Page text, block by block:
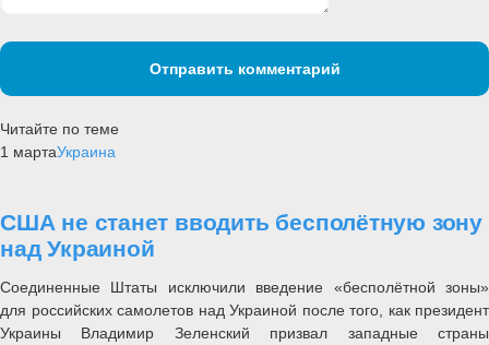
Отправить комментарий
Читайте по теме
1 мартаУкраина
США не станет вводить бесполётную зону
над Украиной
Соединенные Штаты исключили введение «бесполётной зоны»
для российских самолетов над Украиной после того, как президент
Украины Владимир Зеленский призвал западные страны